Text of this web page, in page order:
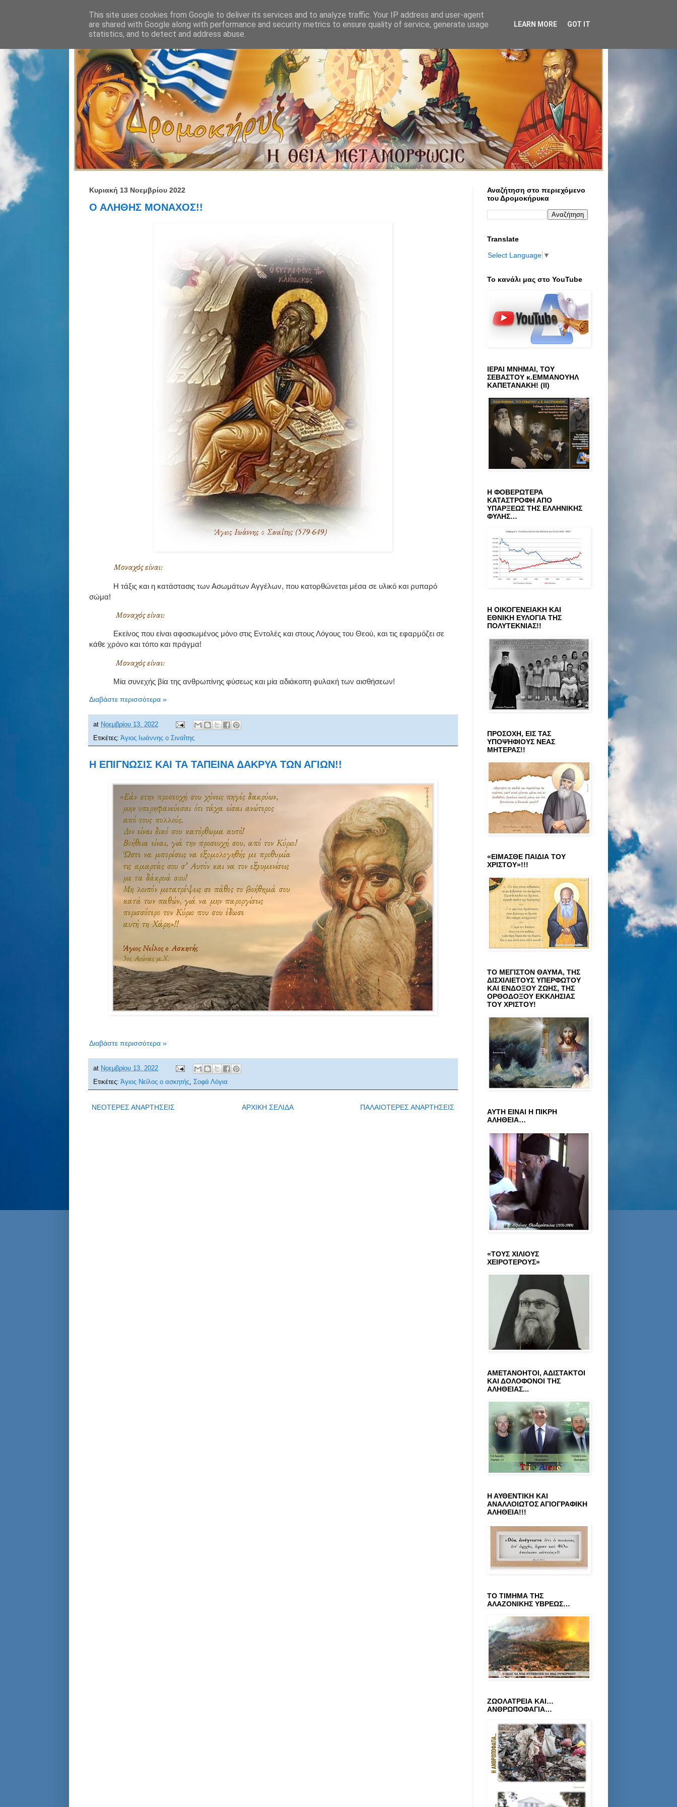
Κυριακή 13 Νοεμβρίου 2022
Ο ΑΛΗΘΗΣ ΜΟΝΑΧΟΣ!!
Μοναχός είναι:
Η τάξις και η κατάστασις των Ασωμάτων Αγγέλων, που κατορθώνεται μέσα σε υλικό και ρυπαρό
σώμα!
Μοναχός είναι:
Εκείνος που είναι αφοσιωμένος μόνο στις Εντολές και στους Λόγους του Θεού, και τις εφαρμόζει σε
κάθε χρόνο και τόπο και πράγμα!
Μοναχός είναι:
Μία συνεχής βία της ανθρωπίνης φύσεως και μία αδιάκοπη φυλακή των αισθήσεων!
Διαβάστε περισσότερα »
at Νοεμβρίου 13, 2022
Ετικέτες: Άγιος Ιωάννης ο Σιναΐτης
Η ΕΠΙΓΝΩΣΙΣ ΚΑΙ ΤΑ ΤΑΠΕΙΝΑ ΔΑΚΡΥΑ ΤΩΝ ΑΓΙΩΝ!!
Διαβάστε περισσότερα »
at Νοεμβρίου 13, 2022
Ετικέτες: Άγιος Νείλος ο ασκητής, Σοφά Λόγια
ΝΕΟΤΕΡΕΣ ΑΝΑΡΤΗΣΕΙΣ ΠΑΛΑΙΟΤΕΡΕΣ ΑΝΑΡΤΗΣΕΙΣ
ΑΡΧΙΚΗ ΣΕΛΙΔΑ
Αναζήτηση στο περιεχόμενο
του Δρομοκήρυκα
Translate
Select Language ▼
Το κανάλι μας στο ΥοuTube
ΙΕΡΑΙ ΜΝΗΜΑΙ, ΤΟΥ
ΣΕΒΑΣΤΟΥ κ.ΕΜΜΑΝΟΥΗΛ
ΚΑΠΕΤΑΝΑΚΗ! (ΙΙ)
Η ΦΟΒΕΡΩΤΕΡΑ
ΚΑΤΑΣΤΡΟΦΗ ΑΠΟ
ΥΠΑΡΞΕΩΣ ΤΗΣ ΕΛΛΗΝΙΚΗΣ
ΦΥΛΗΣ…
Η ΟΙΚΟΓΕΝΕΙΑΚΗ ΚΑΙ
ΕΘΝΙΚΗ ΕΥΛΟΓΙΑ ΤΗΣ
ΠΟΛΥΤΕΚΝΙΑΣ!!
ΠΡΟΣΟΧΗ, ΕΙΣ ΤΑΣ
ΥΠΟΨΗΦΙΟΥΣ ΝΕΑΣ
ΜΗΤΕΡΑΣ!!
«ΕΙΜΑΣΘΕ ΠΑΙΔΙΑ ΤΟΥ
ΧΡΙΣΤΟΥ»!!!
ΤΟ ΜΕΓΙΣΤΟΝ ΘΑΥΜΑ, ΤΗΣ
ΔΙΣΧΙΛΙΕΤΟΥΣ ΥΠΕΡΦΩΤΟΥ
ΚΑΙ ΕΝΔΟΞΟΥ ΖΩΗΣ, ΤΗΣ
ΟΡΘΟΔΟΞΟΥ ΕΚΚΛΗΣΙΑΣ
ΤΟΥ ΧΡΙΣΤΟΥ!
ΑΥΤΗ ΕΙΝΑΙ Η ΠΙΚΡΗ
ΑΛΗΘΕΙΑ…
«ΤΟΥΣ ΧΙΛΙΟΥΣ
ΧΕΙΡΟΤΕΡΟΥΣ»
ΑΜΕΤΑΝΟΗΤΟΙ, ΑΔΙΣΤΑΚΤΟΙ
ΚΑΙ ΔΟΛΟΦΟΝΟΙ ΤΗΣ
ΑΛΗΘΕΙΑΣ...
Η ΑΥΘΕΝΤΙΚΗ ΚΑΙ
ΑΝΑΛΛΟΙΩΤΟΣ ΑΓΙΟΓΡΑΦΙΚΗ
ΑΛΗΘΕΙΑ!!!
ΤΟ ΤΙΜΗΜΑ ΤΗΣ
ΑΛΑΖΟΝΙΚΗΣ ΥΒΡΕΩΣ…
ΖΩΟΛΑΤΡΕΙΑ ΚΑΙ…
ΑΝΘΡΩΠΟΦΑΓΙΑ…
This site uses cookies from Google to deliver its services and to analyze traffic. Your IP address and user-agent
are shared with Google along with performance and security metrics to ensure quality of service, generate usage
statistics, and to detect and address abuse.
LEARN MORE GOT IT